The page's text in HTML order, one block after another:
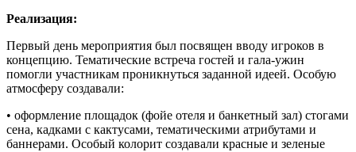
Реализация:
Первый день мероприятия был посвящен вводу игроков в
концепцию. Тематические встреча гостей и гала-ужин
помогли участникам проникнуться заданной идеей. Особую
атмосферу создавали:
• оформление площадок (фойе отеля и банкетный зал) стогами
сена, кадками с кактусами, тематическими атрибутами и
баннерами. Особый колорит создавали красные и зеленые